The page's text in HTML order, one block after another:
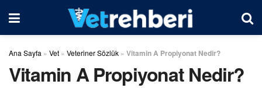
Ana Sayfa » Vet » Veteriner Sözlük » Vitamin A Propiyonat Nedir?
Vitamin A Propiyonat Nedir?